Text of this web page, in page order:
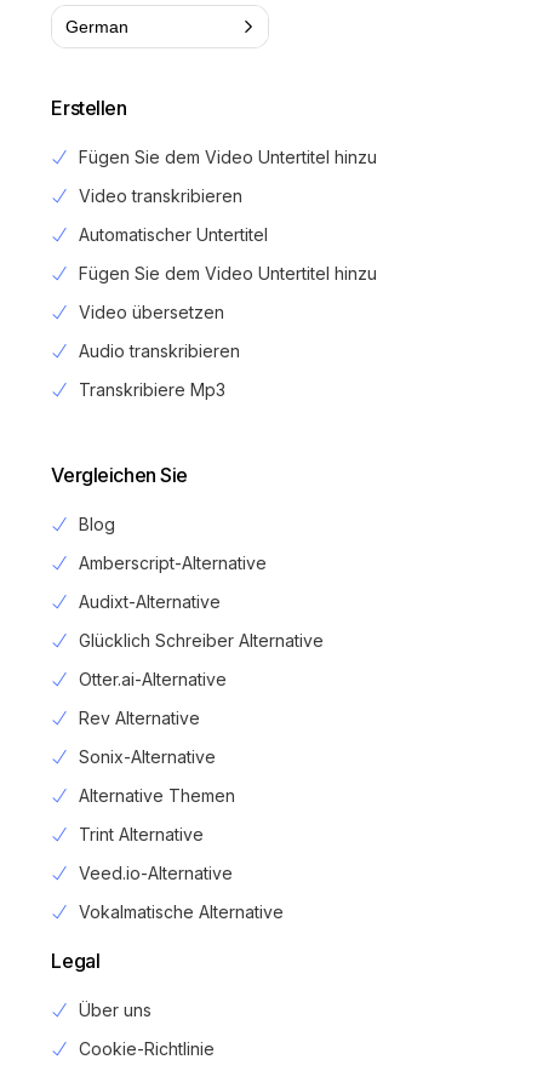
German
Erstellen
Fügen Sie dem Video Untertitel hinzu
Video transkribieren
Automatischer Untertitel
Fügen Sie dem Video Untertitel hinzu
Video übersetzen
Audio transkribieren
Transkribiere Mp3
Vergleichen Sie
Blog
Amberscript-Alternative
Audixt-Alternative
Glücklich Schreiber Alternative
Otter.ai-Alternative
Rev Alternative
Sonix-Alternative
Alternative Themen
Trint Alternative
Veed.io-Alternative
Vokalmatische Alternative
Legal
Über uns
Cookie-Richtlinie